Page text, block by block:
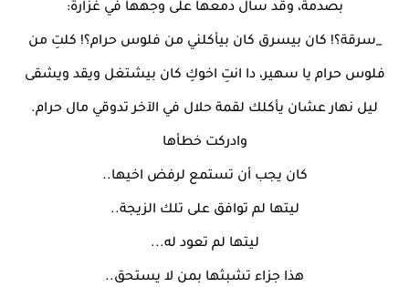
بصدمة، وقد سال دمعها على وجهها في غزارة:
_سرقة؟! كان بيسرق كان بيأكلني من فلوس حرام؟! كلتِ من
فلوس حرام يا سهير، دا انتِ اخوكِ كان بيشتغل ويقد ويشقى
ليل نهار عشان يأكلك لقمة حلال في الآخر تدوقي مال حرام.
وادركت خطأها
كان يجب أن تستمع لرفض اخيها..
ليتها لم توافق على تلك الزيجة..
ليتها لم تعود له...
هذا جزاء تشبثها بمن لا يستحق..